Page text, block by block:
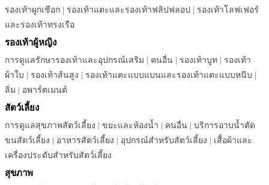
รองเท้าผูกเชือก | รองเท้าแตะและรองเท้าฟลิปฟลอป | รองเท้าโลฟเฟอร์
และรองเท้าทรงเรือ
รองเท้าผู้หญิง
การดูแลรักษารองเท้าและอุปกรณ์เสริม | คนอื่น | รองเท้าบูท | รองเท้า
ผ้าใบ | รองเท้าส้นสูง | รองเท้าแตะแบบแบนและรองเท้าแตะแบบหนีบ |
ลิ่ม | อพาร์ตเมนต์
สัตว์เลี้ยง
การดูแลสุขภาพสัตว์เลี้ยง | ขยะและห้องน้ำ | คนอื่น | บริการอาบน้ำตัด
ขนสัตว์เลี้ยง | อาหารสัตว์เลี้ยง | อุปกรณ์สำหรับสัตว์เลี้ยง | เสื้อผ้าและ
เครื่องประดับสำหรับสัตว์เลี้ยง
สุขภาพ